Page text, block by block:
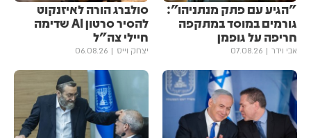
"הגיע עם פתק מנתניהו":
גורמים במוסד במתקפה
חריפה על גופמן
אבי וידר 07.08.26
סולברג הורה לאיזנקוט
להסיר סרטון AI שדימה
חיילי צה"ל
יצחק וייס 06.08.26